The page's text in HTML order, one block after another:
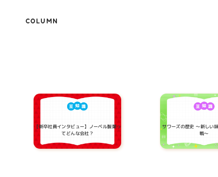
COLUMN
【新卒社員インタビュー】ノーベル製菓っ
てどんな会社？
サワーズの歴史 ～新しい
戦～